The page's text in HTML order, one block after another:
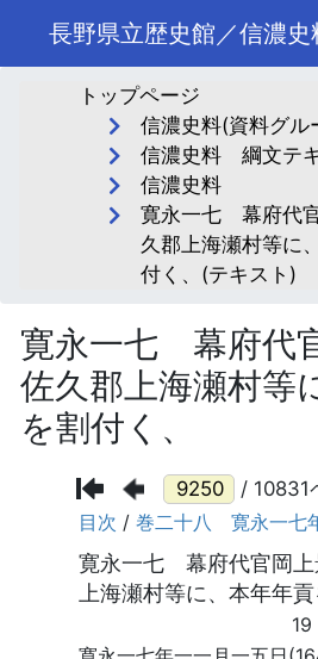
長野県立歴史館／信濃史
トップページ
信濃史料(資料グル
信濃史料 綱文テ
信濃史料
寛永一七 幕府代
久郡上海瀬村等に
付く、(テキスト)
寛永一七 幕府代
佐久郡上海瀬村等
を割付く、
/ 10831